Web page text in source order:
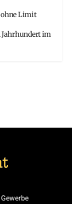
ohne Limit
Jahrhundert im